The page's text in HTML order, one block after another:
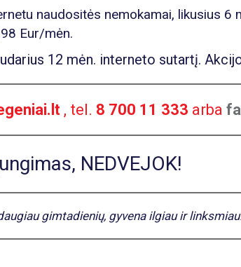
naudositės nemokamai, likusius 6
Eur/mėn.
12 mėn. interneto sutartį.
, tel. 8 700 11 333 arba
NEDVEJOK!
gimtadienių, gyvena ilgiau ir